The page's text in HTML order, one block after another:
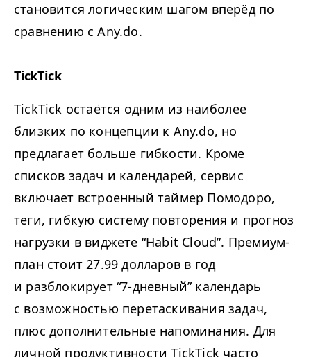
становится логическим шагом вперёд по
сравнению с Any​.do.
TickTick
TickTick остаётся одним из наиболее
близких по концепции к Any​.do, но
предлагает больше гибкости. Кроме
списков задач и календарей, сервис
включает встроенный таймер Помодоро,
теги, гибкую систему повторения и прогноз
нагрузки в виджете “Habit Cloud”. Премиум-
план стоит 27.99 долларов в год
и разблокирует “7‑дневный” календарь
с возможностью перетаскивания задач,
плюс дополнительные напоминания. Для
личной продуктивности TickTick часто